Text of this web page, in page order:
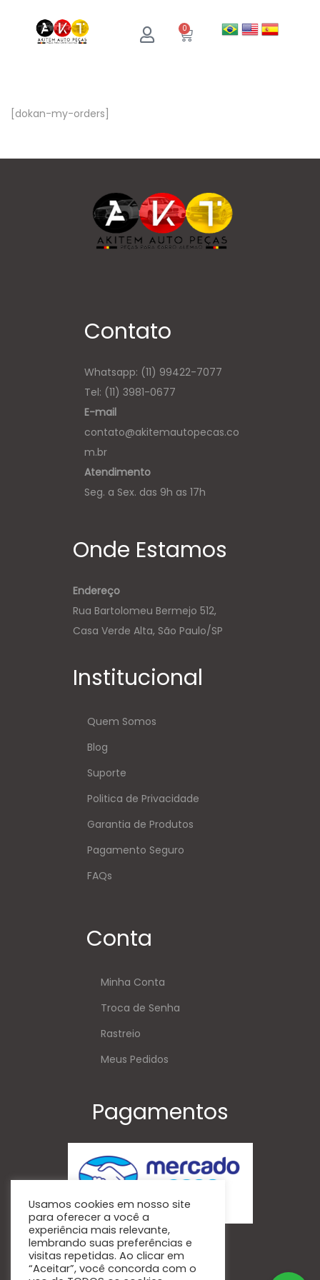
0
[dokan-my-orders]
Contato
Whatsapp: (11) 99422-7077
Tel: (11) 3981-0677
E-mail
contato@akitemautopecas.co
m.br
Atendimento
Seg. a Sex. das 9h as 17h
Onde Estamos
Endereço
Rua Bartolomeu Bermejo 512,
Casa Verde Alta, São Paulo/SP
Institucional
Quem Somos
Blog
Suporte
Politica de Privacidade
Garantia de Produtos
Pagamento Seguro
FAQs
Conta
Minha Conta
Troca de Senha
Rastreio
Meus Pedidos
Pagamentos
Siga-Nos
Usamos cookies em nosso site
para oferecer a você a
experiência mais relevante,
lembrando suas preferências e
visitas repetidas. Ao clicar em
“Aceitar”, você concorda com o